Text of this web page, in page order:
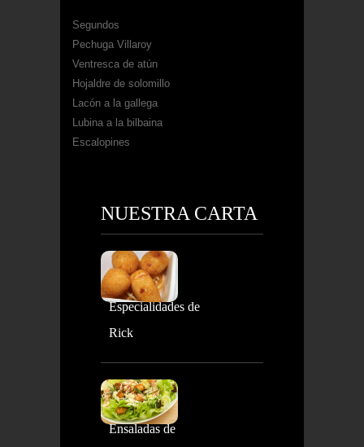
Segundos
Pechuga Villaroy
Ventresca de atún
Hojaldre de solomillo
Lacón a la gallega
Lubina a la bilbaina
Escalopines
NUESTRA CARTA
Especialidades de
Rick
Ensaladas de